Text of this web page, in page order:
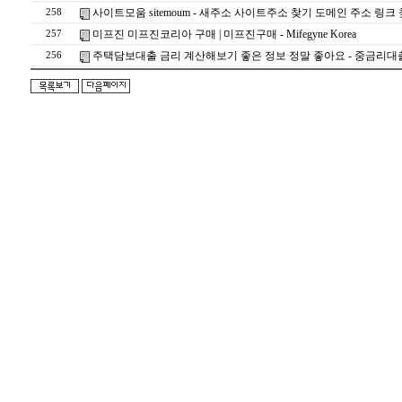
258 사이트모움 sitemoum - 새주소 사이트주소 찾기 도메인 주소 링크
257 미프진 미프진코리아 구매 | 미프진구매 - Mifegyne Korea
256 주택담보대출 금리 계산해보기 좋은 정보 정말 좋아요 - 중금리대